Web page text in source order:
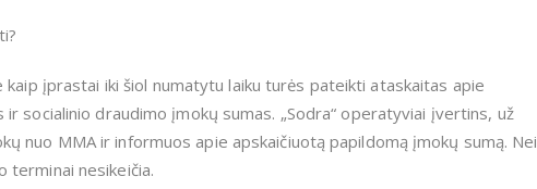
kaip įprastai iki šiol numatytu laiku turės pateikti ataskaitas apie
socialinio draudimo įmokų sumas. „Sodra“ operatyviai įvertins, už
nuo MMA ir informuos apie apskaičiuotą papildomą įmokų sumą. Nei
terminai nesikeičia.